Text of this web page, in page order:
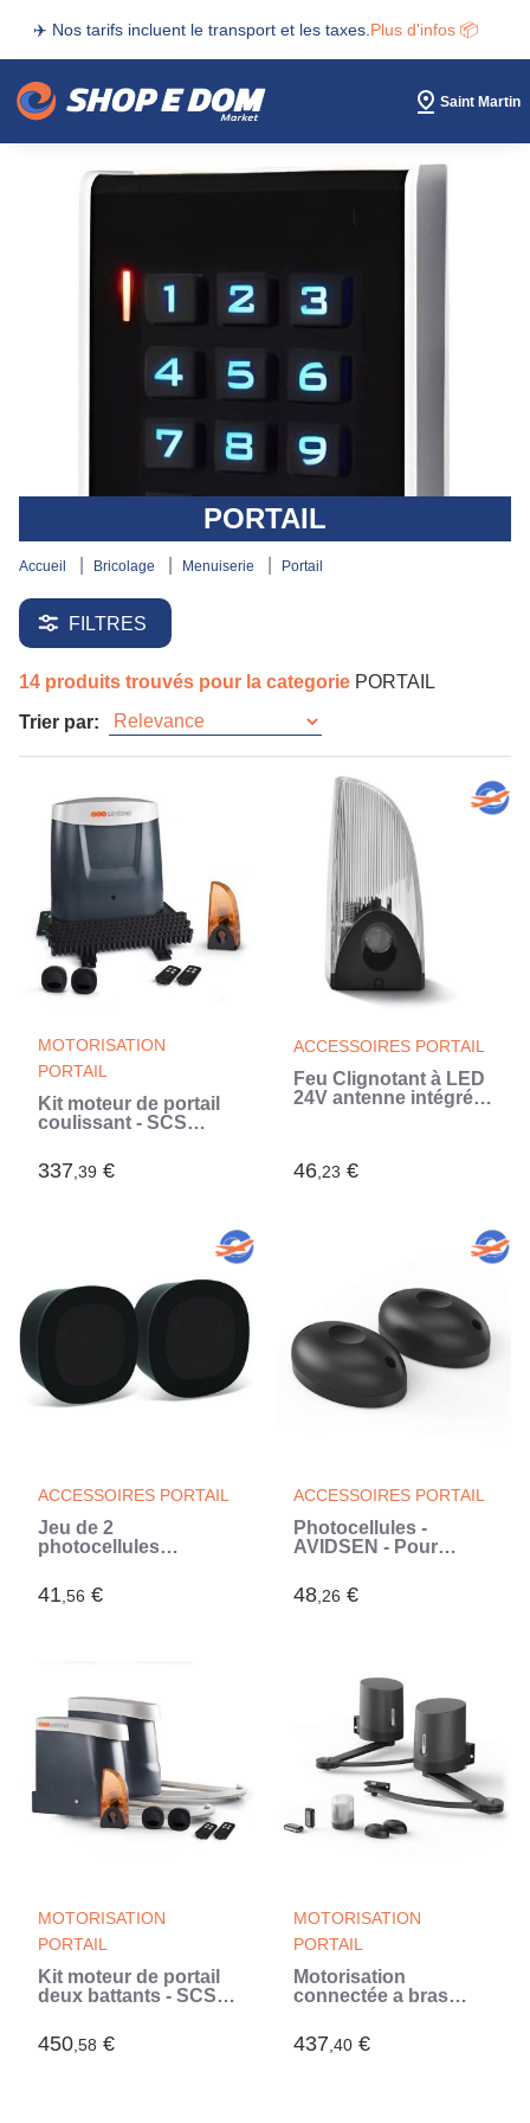
✈️ Nos tarifs incluent le transport et les taxes. Plus d'infos 📦
Saint Martin
PORTAIL
accueil bricolage menuiserie portail
FILTRES
14 produits trouvés pour la categorie PORTAIL
Trier par:
MOTORISATION
PORTAIL
Kit moteur de portail
coulissant - SCS
OpenGate 3 - Jusqu'à
500 kg et 5 mètres
337,39 €
ACCESSOIRES PORTAIL
Feu Clignotant à LED
24V antenne intégrée
46,23 €
ACCESSOIRES PORTAIL
Jeu de 2
photocellules
IP44, portée 10M en
champ libre -
41,56 €
ACCESSOIRES PORTAIL
Photocellules -
AVIDSEN - Pour
de portail - 12V/24V
48,26 €
MOTORISATION
PORTAIL
Kit moteur de portail
deux battants - SCS
OpenGate 2 - Jusqu'a
250 kg par vantail et 5
450,58 €
MOTORISATION
PORTAIL
Motorisation
connectée a bras
battants - Orane
Connect - Avidsen -
437,40 €